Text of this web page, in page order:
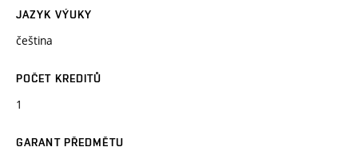
JAZYK VÝUKY
čeština
POČET KREDITŮ
1
GARANT PŘEDMĚTU